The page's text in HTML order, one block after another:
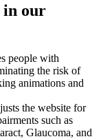
in our
people with
the risk of
animations and
the website for
such as
Glaucoma, and